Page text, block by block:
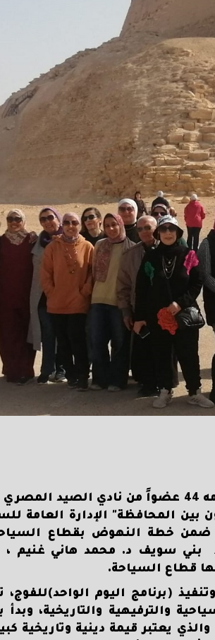
استقبلت بني سويف، الأحد الماضي، فوج من السياحة الداخلية قوامه 44 عضواً من
بين المحافظة" الإدارة العامة
ضمن خطة النهوض بقطاع
بني سويف د. محمد هاني غنيم
قطاع السياحة.
(برنامج اليوم
والترفيهية والتاريخية،
يعتبر قيمة دينية وتاريخية